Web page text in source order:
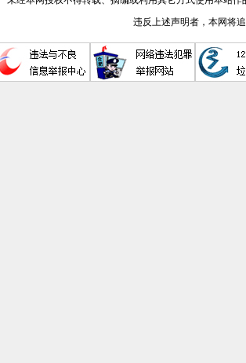
不面，脆而不硬，达到了酥与脆的完
导、品种推广，把先进的农业技术送
近年来，潘集区与安徽农业大学
中心；与安徽省农科院、淮南师院开
违反上述声明者，本网将